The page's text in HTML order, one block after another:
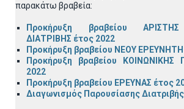
παρακάτω βραβεία:
Προκήρυξη βραβείου
ΔΙΑΤΡΙΒΗΣ έτος 2022
Προκήρυξη βραβείου ΝΕΟΥ
Προκήρυξη βραβείου
2022
Προκήρυξη βραβείου ΕΡΕΥΝΑΣ έτος
Διαγωνισμός Παρουσίασης